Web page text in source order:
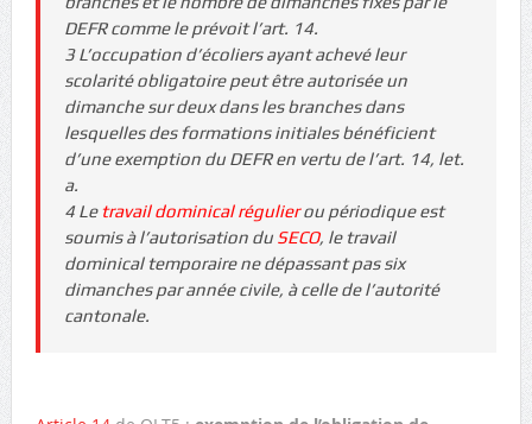
DEFR comme le prévoit l’art. 14.
3 L’occupation d’écoliers ayant achevé leur
scolarité obligatoire peut être autorisée un
dimanche sur deux dans les branches dans
lesquelles des formations initiales bénéficient
d’une exemption du DEFR en vertu de l’art. 14, let.
a.
4 Letravail dominical régulierou périodique est
soumis à l’autorisation du SECO, le travail
dominical temporaire ne dépassant pas six
dimanches par année civile, à celle de l’autorité
cantonale.